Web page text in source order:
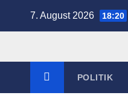
7. August 2026 18:20
POLITIK